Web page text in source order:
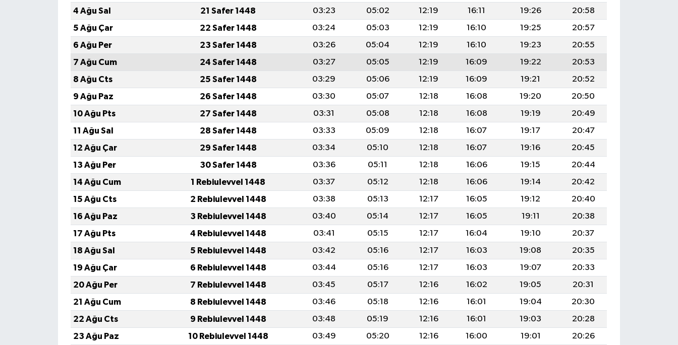
4 Ağu Sal
21 Safer 1448 03:23 05:02 12:19 16:11 19:26
20:58
5 Ağu Çar
22 Safer 1448 03:24 05:03 12:19 16:10 19:25
20:57
6 Ağu Per
23 Safer 1448 03:26 05:04 12:19 16:10 19:23
20:55
7 Ağu Cum
24 Safer 1448 03:27 05:05 12:19 16:09 19:22
20:53
8 Ağu Cts
25 Safer 1448 03:29 05:06 12:19 16:09 19:21
20:52
9 Ağu Paz
26 Safer 1448 03:30 05:07 12:18 16:08 19:20
20:50
10 Ağu Pts
27 Safer 1448 03:31 05:08 12:18 16:08 19:19
20:49
11 Ağu Sal
28 Safer 1448 03:33 05:09 12:18 16:07 19:17
20:47
12 Ağu Çar
29 Safer 1448 03:34 05:10 12:18 16:07 19:16
20:45
13 Ağu Per
30 Safer 1448 03:36 05:11 12:18 16:06 19:15
20:44
14 Ağu Cum
1 Rebiulevvel 1448 03:37 05:12 12:18 16:06 19:14
20:42
15 Ağu Cts
2 Rebiulevvel 1448 03:38 05:13 12:17 16:05 19:12
20:40
16 Ağu Paz
3 Rebiulevvel 1448 03:40 05:14 12:17 16:05 19:11
20:38
17 Ağu Pts
4 Rebiulevvel 1448 03:41 05:15 12:17 16:04 19:10
20:37
18 Ağu Sal
5 Rebiulevvel 1448 03:42 05:16 12:17 16:03 19:08
20:35
19 Ağu Çar
6 Rebiulevvel 1448 03:44 05:16 12:17 16:03 19:07
20:33
20 Ağu Per
7 Rebiulevvel 1448 03:45 05:17 12:16 16:02 19:05
20:31
21 Ağu Cum
8 Rebiulevvel 1448 03:46 05:18 12:16 16:01 19:04
20:30
22 Ağu Cts
9 Rebiulevvel 1448 03:48 05:19 12:16 16:01 19:03
20:28
23 Ağu Paz
10 Rebiulevvel 1448 03:49 05:20 12:16 16:00 19:01 20:26